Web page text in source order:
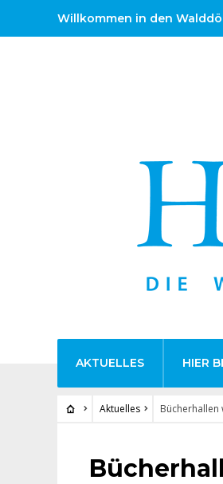
Willkommen in den
AKTUELLES HIER
Aktuelles
AKTUELLES